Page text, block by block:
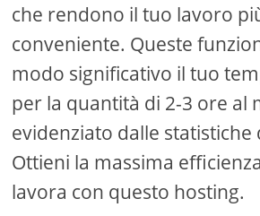
che rendono il tuo lavoro
conveniente. Queste
modo significativo il tuo
per la quantità di 2-3 ore al
evidenziato dalle statistiche
Ottieni la massima
lavora con questo hosting.